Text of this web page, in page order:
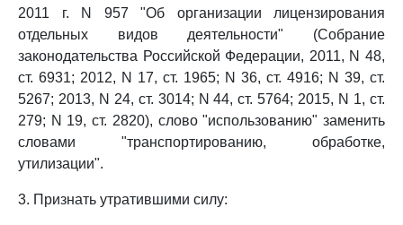
2011 г. N 957 "Об организации лицензирования
отдельных видов деятельности" (Собрание
законодательства Российской Федерации, 2011, N 48,
ст. 6931; 2012, N 17, ст. 1965; N 36, ст. 4916; N 39, ст.
5267; 2013, N 24, ст. 3014; N 44, ст. 5764; 2015, N 1, ст.
279; N 19, ст. 2820), слово "использованию" заменить
словами "транспортированию, обработке,
утилизации".
3. Признать утратившими силу: